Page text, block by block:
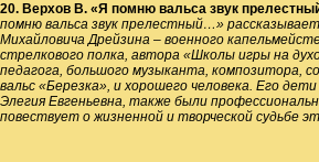
20. Верхов В. «Я помню вальса звук
помню вальса звук прелестный…»
Михайловича Дрейзина – военного
стрелкового полка, автора «Школы игры на
педагога, большого музыканта, композитора,
вальс «Березка», и хорошего человека. Его
Элегия Евгеньевна, также были
повествует о жизненной и творческой судьбе